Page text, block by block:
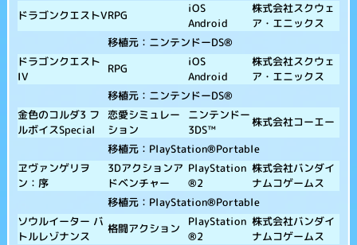
ドラゴンクエストVRPG iOS
Android
株式会社スクウェ
ア・エニックス
移植元：ニンテンドーDS®
ドラゴンクエスト
IV
RPG iOS
Android
株式会社スクウェ
ア・エニックス
移植元：ニンテンドーDS®
金色のコルダ3 フ
ルボイスSpecial
恋愛シミュレー
ション
ニンテンドー
3DS™
株式会社コーエー
移植元：PlayStation®Portable
ヱヴァンゲリヲ
ン：序
3Dアクションア
ドベンチャー
PlayStation
®2
株式会社バンダイ
ナムコゲームス
移植元：PlayStation®Portable
ソウルイーター バ
トルレゾナンス
格闘アクション PlayStation
®2
株式会社バンダイ
ナムコゲームス